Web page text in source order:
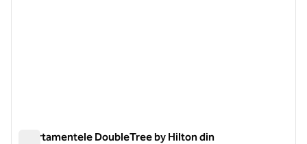
Apartamentele DoubleTree by Hilton din